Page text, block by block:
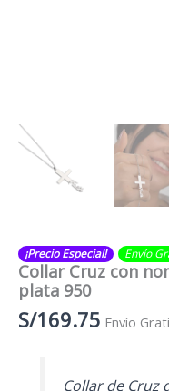
¡Precio Especial! Envío
Collar Cruz con
plata 950
S/169.75 Envío
Collar de Cruz